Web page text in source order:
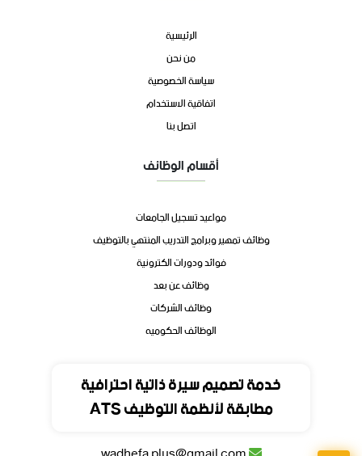
خدمة تصميم سيرة ذاتية احترافية
مطابقة لأنظمة التوظيف ATS
الرئيسية
من نحن
سياسة الخصوصية
اتفاقية الاستخدام
اتصل بنا
أقسام الوظائف
مواعيد تسجيل الجامعات
وظائف تمهير وبرامج التدريب المنتهي بالتوظيف
فوائد ودورات الكترونية
وظائف عن بعد
وظائف الشركات
الوظائف الحكوميه
المملكة العربية السعودية